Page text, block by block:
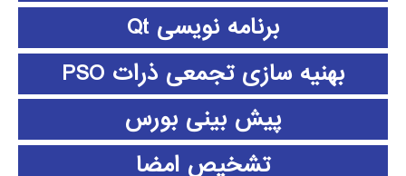
برنامه نویسی Qt
بهنیه سازی تجمعی ذرات PSO
پیش بینی بورس
تشخیص امضا